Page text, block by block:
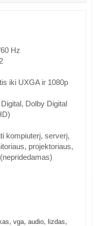
Hz
iki UXGA ir 1080p
Dolby Digital
kompiuterį, serverį,
projektoriaus,
, vga, audio, lizdas,